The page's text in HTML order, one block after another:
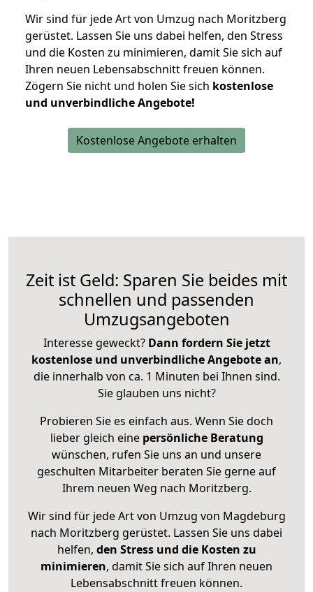
Wir sind für jede Art von Umzug nach Moritzberg
gerüstet. Lassen Sie uns dabei helfen, den Stress
und die Kosten zu minimieren, damit Sie sich auf
Ihren neuen Lebensabschnitt freuen können.
Zögern Sie nicht und holen Sie sich kostenlose
und unverbindliche Angebote!
Kostenlose Angebote erhalten
Zeit ist Geld: Sparen Sie beides mit
schnellen und passenden
Umzugsangeboten
Interesse geweckt? Dann fordern Sie jetzt
kostenlose und unverbindliche Angebote an,
die innerhalb von ca. 1 Minuten bei Ihnen sind.
Sie glauben uns nicht?
Probieren Sie es einfach aus. Wenn Sie doch
lieber gleich eine persönliche Beratung
wünschen, rufen Sie uns an und unsere
geschulten Mitarbeiter beraten Sie gerne auf
Ihrem neuen Weg nach Moritzberg.
Wir sind für jede Art von Umzug von Magdeburg
nach Moritzberg gerüstet. Lassen Sie uns dabei
helfen, den Stress und die Kosten zu
minimieren, damit Sie sich auf Ihren neuen
Lebensabschnitt freuen können.